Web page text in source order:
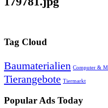
Tag Cloud
Baumaterialien Computer &
Tierangebote Tiermarkt
Popular Ads Today